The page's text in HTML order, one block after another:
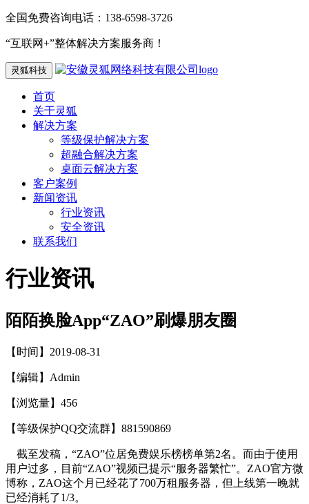
全国免费咨询电话：138-6598-3726
“互联网+”整体解决方案服务商！
灵狐科技
首页
关于灵狐
解决方案
等级保护解决方案
超融合解决方案
桌面云解决方案
客户案例
新闻资讯
行业资讯
安全资讯
联系我们
行业资讯
陌陌换脸App“ZAO”刷爆朋友圈
【时间】2019-08-31
【编辑】Admin
【浏览量】 456
【等级保护QQ交流群】881590869
截至发稿，“ZAO”位居免费娱乐榜榜单第2名。而由于使用
用户过多，目前“ZAO”视频已提示“服务器繁忙”。ZAO官方微
博称，ZAO这个月已经花了700万租服务器，但上线第一晚就
已经消耗了1/3。